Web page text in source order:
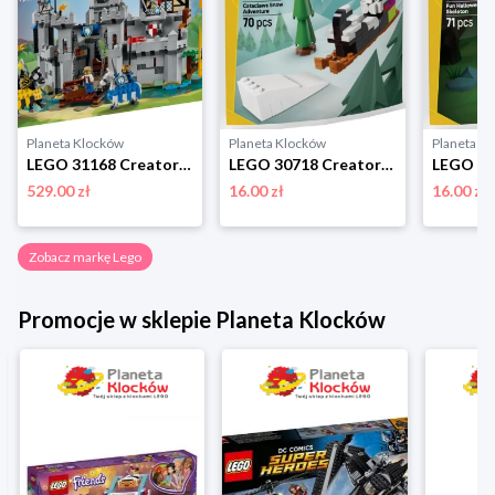
Planeta Klocków
LEGO 31168 Creator Średniowieczny zamek rycerzy konnych Lego
529.00 zł
Planeta Klocków
LEGO 30718 Creator Śnieżna przygoda Cataclaws Lego
16.00 zł
Planeta
16.00 zł
Zobacz markę Lego
Promocje w sklepie Planeta Klocków